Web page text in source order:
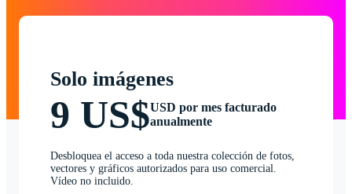
Solo imágenes
9 US$USD por mes facturado
anualmente
Desbloquea el acceso a toda nuestra colección de fotos,
vectores y gráficos autorizados para uso comercial.
Vídeo no incluido.